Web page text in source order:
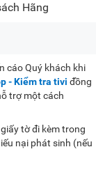
Hãng
cáo Quý khách khi
- Kiểm tra tivi đồng
trợ một cách
tờ đi kèm trong
nại phát sinh (nếu